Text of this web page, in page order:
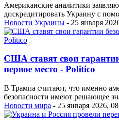
Американские аналитики
дискредитировать Украину с
Новости Украины - 25 января
США ставят свои
первое место - Politicо
В Трампа считают, что именно
безопасности имеют решающее
Новости мира - 25 января 2026,